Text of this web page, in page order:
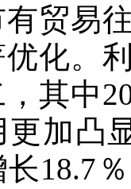
贸易
化。
其中
更加凸
18.7